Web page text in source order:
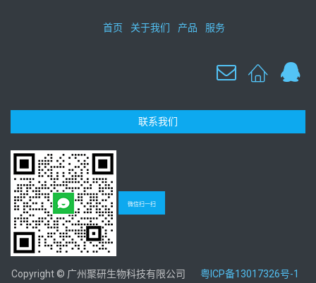
首页 关于我们 产品 服务
联系我们
微信扫一扫
Copyright © 广州聚研生物科技有限公司 粤ICP备13017326号-1